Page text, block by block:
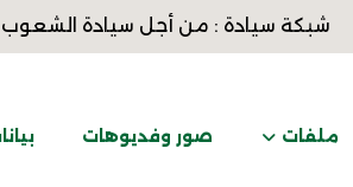
شبكة سيادة : من أجل سيادة الشعوب
ملفات صور وفديوهات